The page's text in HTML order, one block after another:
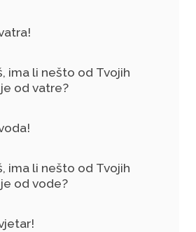
ima li nešto od Tvojih
od vatre?
ima li nešto od Tvojih
od vode?